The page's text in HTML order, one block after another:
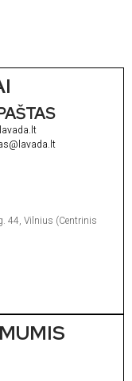
44, Vilnius (Centrinis